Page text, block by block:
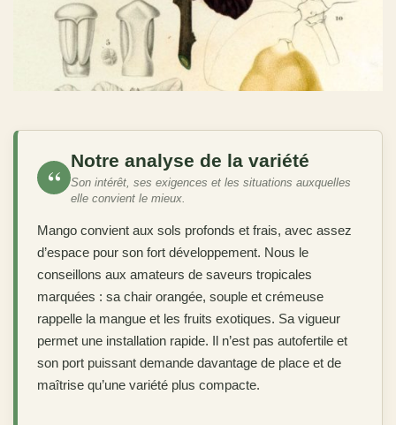
“
Notre analyse de la variété
Son intérêt, ses exigences et les situations auxquelles
elle convient le mieux.
Mango convient aux sols profonds et frais, avec assez
d’espace pour son fort développement. Nous le
conseillons aux amateurs de saveurs tropicales
marquées : sa chair orangée, souple et crémeuse
rappelle la mangue et les fruits exotiques. Sa vigueur
permet une installation rapide. Il n’est pas autofertile et
son port puissant demande davantage de place et de
maîtrise qu’une variété plus compacte.